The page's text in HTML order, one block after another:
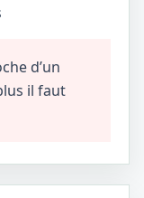
d’un
il faut